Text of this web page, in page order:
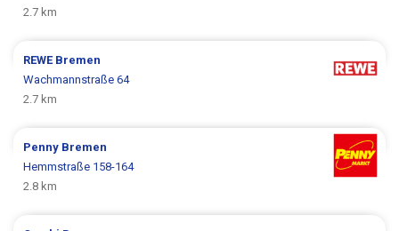
2.7 km
REWE Bremen
Wachmannstraße 64
2.7 km
Penny Bremen
Hemmstraße 158-164
2.8 km